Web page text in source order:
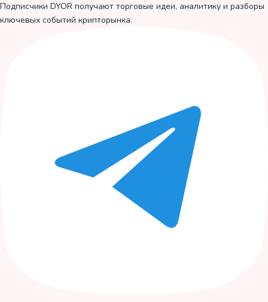
Подписчики DYOR получают торговые идеи, аналитику и разборы
ключевых событий крипторынка.